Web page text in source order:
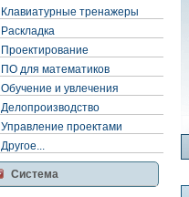
Клавиатурные тренажеры
Раскладка
Проектирование
ПО для математиков
Обучение и увлечения
Делопроизводство
Управление проектами
Другое...
Система